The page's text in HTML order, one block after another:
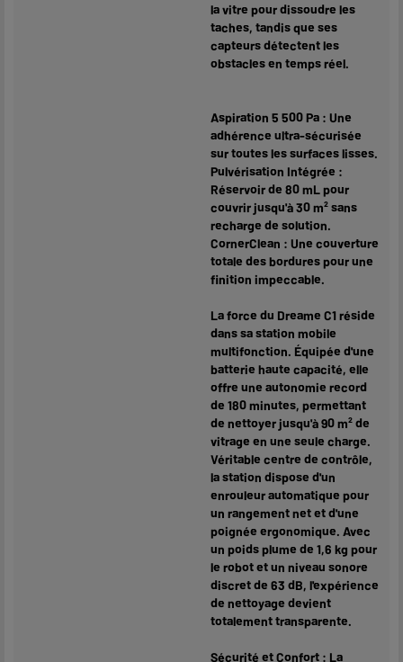
la vitre pour dissoudre les
taches, tandis que ses
capteurs détectent les
obstacles en temps réel.
Aspiration 5 500 Pa : Une
adhérence ultra-sécurisée
sur toutes les surfaces lisses.
Pulvérisation Intégrée :
Réservoir de 80 mL pour
couvrir jusqu'à 30 m² sans
recharge de solution.
CornerClean : Une couverture
totale des bordures pour une
finition impeccable.
La force du Dreame C1 réside
dans sa station mobile
multifonction. Équipée d'une
batterie haute capacité, elle
offre une autonomie record
de 180 minutes, permettant
de nettoyer jusqu'à 90 m² de
vitrage en une seule charge.
Véritable centre de contrôle,
la station dispose d'un
enrouleur automatique pour
un rangement net et d'une
poignée ergonomique. Avec
un poids plume de 1,6 kg pour
le robot et un niveau sonore
discret de 63 dB, l'expérience
de nettoyage devient
totalement transparente.
Sécurité et Confort : La